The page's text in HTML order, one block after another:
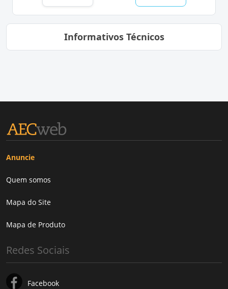
Informativos Técnicos
Anuncie
Quem somos
Mapa do Site
Mapa de Produto
Redes Sociais
Facebook